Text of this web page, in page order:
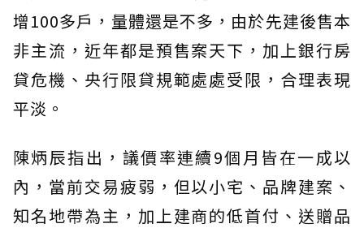
增100多戶，量體還是不多，由於先建後售本
非主流，近年都是預售案天下，加上銀行房
貸危機、央行限貸規範處處受限，合理表現
平淡。
陳炳辰指出，議價率連續9個月皆在一成以
內，當前交易疲弱，但以小宅、品牌建案、
知名地帶為主，加上建商的低首付、送贈品